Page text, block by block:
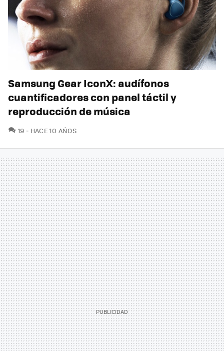
Samsung Gear IconX: audífonos
cuantificadores con panel táctil y
reproducción de música
19 COMENTARIOS
HACE 10 AÑOS